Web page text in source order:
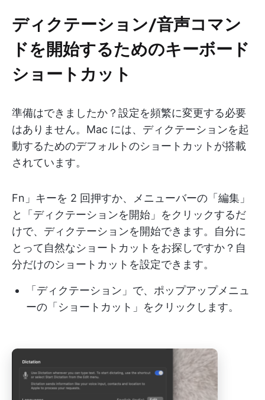
ディクテーション/音声コマン
ドを開始するためのキーボード
ショートカット
準備はできましたか？設定を頻繁に変更する必要
はありません。Mac には、ディクテーションを起
動するためのデフォルトのショートカットが搭載
されています。
Fn」キーを 2 回押すか、メニューバーの「編集」
と「ディクテーションを開始」をクリックするだ
けで、ディクテーションを開始できます。自分に
とって自然なショートカットをお探しですか？自
分だけのショートカットを設定できます。
「ディクテーション」で、ポップアップメニュ
ーの「ショートカット」をクリックします。